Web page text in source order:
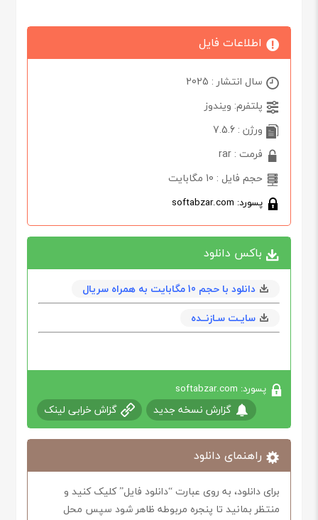
اطلاعات فایل
سال انتشار : 2025
پلتفرم: ویندوز
ورژن : 7.5.6
فرمت : rar
حجم فایل : 10 مگابایت
پسورد: softabzar.com
باکس دانلود
دانلود با حجم 10 مگابايت به همراه سریال
سایـت سـازنــده
پسورد: softabzar.com
گزارش نسخه جدید گزاش خرابی لینک
راهنمای دانلود
برای دانلود، به روی عبارت “دانلود فایل” کلیک کنید و
منتظر بمانید تا پنجره مربوطه ظاهر شود سپس محل